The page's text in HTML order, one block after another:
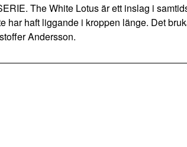
The White Lotus är ett inslag i
har haft liggande i kroppen länge. Det
Andersson.